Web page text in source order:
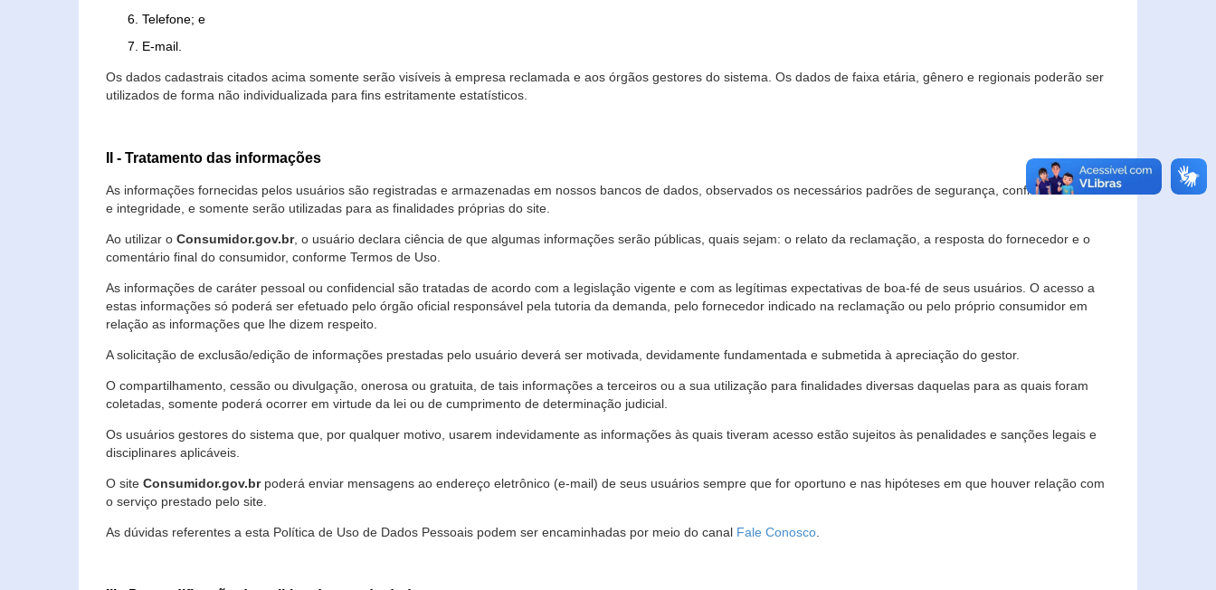
Telefone; e
E-mail.
Os dados cadastrais citados acima somente serão visíveis à empresa reclamada e aos órgãos gestores do sistema. Os dados de faixa etária, gênero e regionais poderão ser
utilizados de forma não individualizada para fins estritamente estatísticos.
II - Tratamento das informações
As informações fornecidas pelos usuários são registradas e armazenadas em nossos bancos de dados, observados os necessários padrões de segurança, confidencialidade
e integridade, e somente serão utilizadas para as finalidades próprias do site.
Ao utilizar o Consumidor.gov.br, o usuário declara ciência de que algumas informações serão públicas, quais sejam: o relato da reclamação, a resposta do fornecedor e o
comentário final do consumidor, conforme Termos de Uso.
As informações de caráter pessoal ou confidencial são tratadas de acordo com a legislação vigente e com as legítimas expectativas de boa-fé de seus usuários. O acesso a
estas informações só poderá ser efetuado pelo órgão oficial responsável pela tutoria da demanda, pelo fornecedor indicado na reclamação ou pelo próprio consumidor em
relação as informações que lhe dizem respeito.
A solicitação de exclusão/edição de informações prestadas pelo usuário deverá ser motivada, devidamente fundamentada e submetida à apreciação do gestor.
O compartilhamento, cessão ou divulgação, onerosa ou gratuita, de tais informações a terceiros ou a sua utilização para finalidades diversas daquelas para as quais foram
coletadas, somente poderá ocorrer em virtude da lei ou de cumprimento de determinação judicial.
Os usuários gestores do sistema que, por qualquer motivo, usarem indevidamente as informações às quais tiveram acesso estão sujeitos às penalidades e sanções legais e
disciplinares aplicáveis.
O site Consumidor.gov.brpoderá enviar mensagens ao endereço eletrônico (e-mail) de seus usuários sempre que for oportuno e nas hipóteses em que houver relação com
o serviço prestado pelo site.
As dúvidas referentes a esta Política de Uso de Dados Pessoais podem ser encaminhadas por meio do canal Fale Conosco